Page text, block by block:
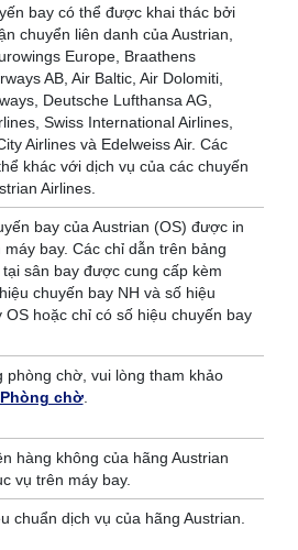
bay có thể được khai thác bởi
chuyển liên danh của Austrian,
Europe, Braathens
AB, Air Baltic, Air Dolomiti,
Deutsche Lufthansa AG,
Swiss International Airlines,
Airlines và Edelweiss Air. Các
khác với dịch vụ của các chuyến
Airlines.
bay của Austrian (OS) được in
máy bay. Các chỉ dẫn trên bảng
sân bay được cung cấp kèm
chuyến bay NH và số hiệu
OS hoặc chỉ có số hiệu chuyến bay
phòng chờ, vui lòng tham khảo
chờ.
hàng không của hãng Austrian
vụ trên máy bay.
chuẩn dịch vụ của hãng Austrian.